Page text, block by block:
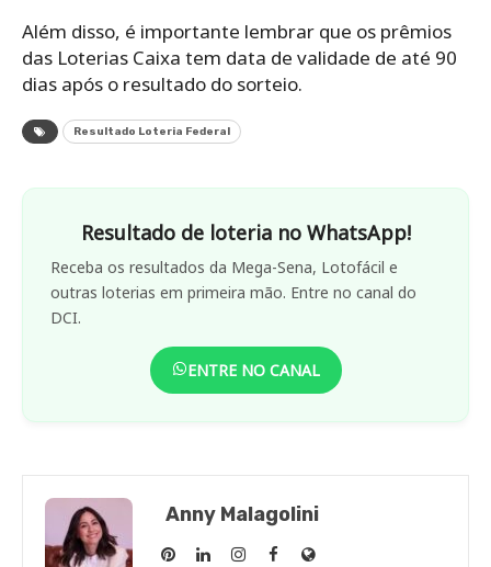
Além disso, é importante lembrar que os prêmios
das Loterias Caixa tem data de validade de até 90
dias após o resultado do sorteio.
Resultado Loteria Federal
Resultado de loteria no WhatsApp!
Receba os resultados da Mega-Sena, Lotofácil e
outras loterias em primeira mão. Entre no canal do
DCI.
ENTRE NO CANAL
Anny Malagolini
AnnyAnnyAnnyAnnySite